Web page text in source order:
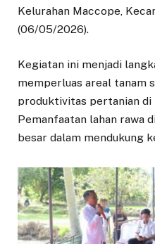
Kelurahan Maccope,
(06/05/2026).
Kegiatan ini menjadi
memperluas areal tanam
produktivitas pertanian di
Pemanfaatan lahan rawa
besar dalam mendukung